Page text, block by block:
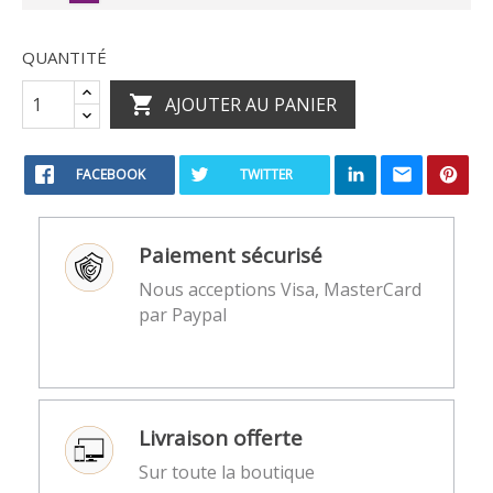
RAL
QUANTITÉ
 AJOUTER AU PANIER
FACEBOOK TWITTER
Paiement sécurisé
Nous acceptions Visa, MasterCard
par Paypal
Livraison offerte
Sur toute la boutique